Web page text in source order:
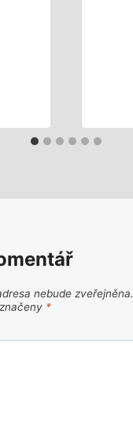
nebude zveřejněna.
*